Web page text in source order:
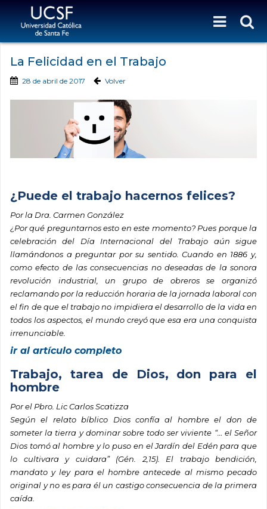
La Felicidad en el Trabajo
28 de abril de 2017 Volver
¿Puede el trabajo hacernos felices?
Por la Dra. Carmen González
¿Por qué preguntarnos esto en este momento? Pues porque la
celebración del Día Internacional del Trabajo aún sigue
llamándonos a preguntar por su sentido. Cuando en 1886 y,
como efecto de las consecuencias no deseadas de la sonora
revolución industrial, un grupo de obreros se organizó
reclamando por la reducción horaria de la jornada laboral con
el fin de que el trabajo no impidiera el desarrollo de la vida en
todos los aspectos, el mundo creyó que esa era una conquista
irrenunciable.
ir al artículo completo
Trabajo, tarea de Dios, don para el
hombre
Por el Pbro. Lic Carlos Scatizza
Según el relato bíblico Dios confía al hombre el don de
someter la tierra y dominar sobre todo ser viviente “… el Señor
Dios tomó al hombre y lo puso en el Jardín del Edén para que
lo cultivara y cuidara” (Gén. 2,15). El trabajo bendición,
mandato y ley para el hombre antecede al mismo pecado
original y no es para él un castigo consecuencia de la primera
caída.